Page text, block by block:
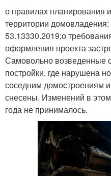
о правилах планирования
территории
53.13330.2019;о
оформления проекта
Самовольно возведенные
постройки, где нарушена
соседним домостроениям
снесены. Изменений в
года не принималось.